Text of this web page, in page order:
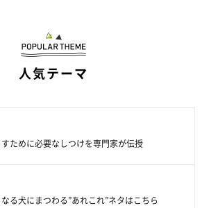
人気テーマ
ために必要なしつけを専門家が伝授
る犬にまつわる”あれこれ”ネタはこちら